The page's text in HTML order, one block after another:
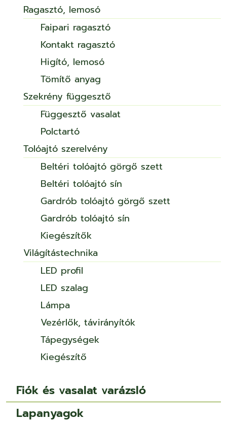
Ragasztó, lemosó
Faipari ragasztó
Kontakt ragasztó
Higító, lemosó
Tömítő anyag
Szekrény függesztő
Függesztő vasalat
Polctartó
Tolóajtó szerelvény
Beltéri tolóajtó görgő szett
Beltéri tolóajtó sín
Gardrób tolóajtó görgő szett
Gardrób tolóajtó sín
Kiegészítők
Világítástechnika
LED profil
LED szalag
Lámpa
Vezérlők, távirányítók
Tápegységek
Kiegészítő
Fiók és vasalat varázsló
Lapanyagok